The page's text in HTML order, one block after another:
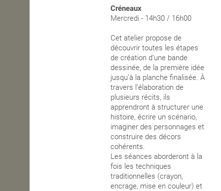
Créneaux
Mercredi - 14h30 / 16h00
Cet atelier propose de
découvrir toutes les étapes
de création d’une bande
dessinée, de la première idée
jusqu’à la planche finalisée. À
travers l’élaboration de
plusieurs récits, ils
apprendront à structurer une
histoire, écrire un scénario,
imaginer des personnages et
construire des décors
cohérents.
Les séances aborderont à la
fois les techniques
traditionnelles (crayon,
encrage, mise en couleur) et